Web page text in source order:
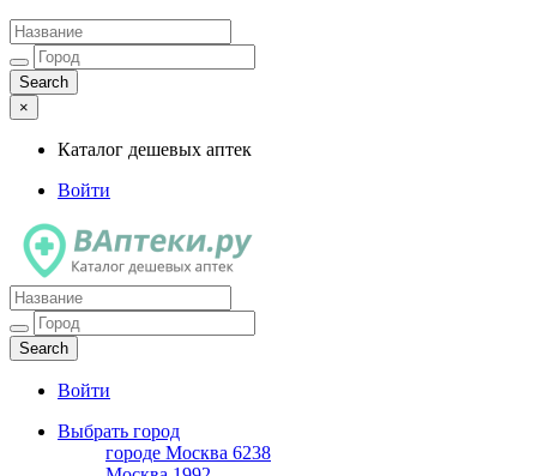
×
Каталог дешевых аптек
Войти
Каталог дешевых аптек
Войти
Выбрать город
городе Москва 6238